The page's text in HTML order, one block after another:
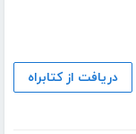
دریافت از کتابراه